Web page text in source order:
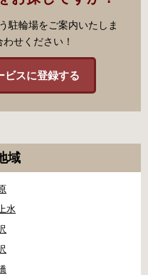
駐輪場をご案内いたしま
せください！
ビスに登録する
域
水